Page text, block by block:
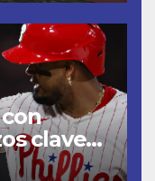
claves
ante